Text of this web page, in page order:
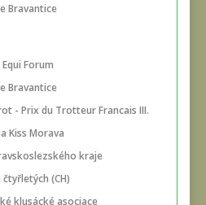
Bravantice
Forum
Bravantice
- Prix du Trotteur Francais III.
Kiss Morava
kraje
(CH)
klusácké asociace